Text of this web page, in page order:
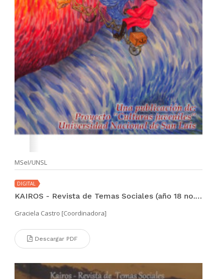
MSeI/UNSL
DIGITAL
KAIROS - Revista de Temas Sociales (año 18 no. 33 may 2014)
Graciela Castro [Coordinadora]
Descargar PDF